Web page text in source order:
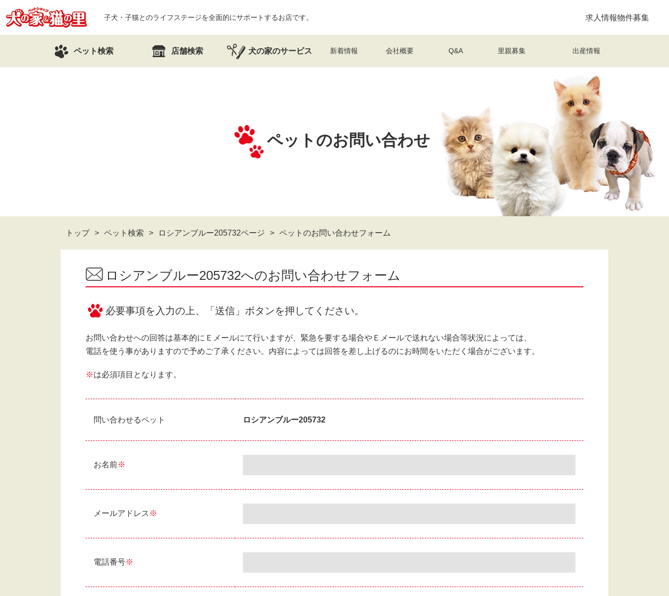
子犬・子猫とのライフステージを全面的にサポートするお店です。 求人情報物件募集
ペット検索 店舗検索 犬の家のサービス 新着情報 会社概要 Q&A 里親募集 出産情報
ペットのお問い合わせ
トップ ペット検索 ロシアンブルー205732ページ ペットのお問い合わせフォーム
ロシアンブルー205732へのお問い合わせフォーム
必要事項を入力の上、「送信」ボタンを押してください。
お問い合わせへの回答は基本的にＥメールにて行いますが、緊急を要する場合やＥメールで送れない場合等状況によっては、
電話を使う事がありますので予めご了承ください。内容によっては回答を差し上げるのにお時間をいただく場合がございます。
※は必須項目となります。
問い合わせるペット ロシアンブルー205732
お名前※
メールアドレス ※
電話番号※